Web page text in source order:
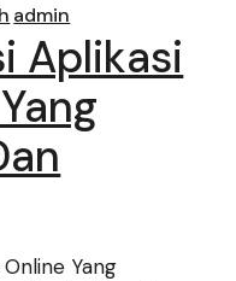
admin
Aplikasi
Yang